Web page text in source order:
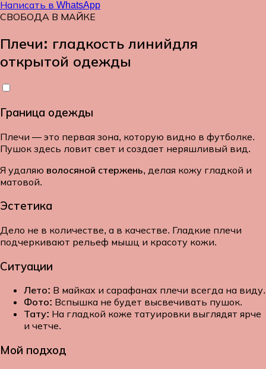
Написать в WhatsApp
СВОБОДА В МАЙКЕ
Плечи: гладкость линийдля
открытой одежды
Граница одежды
Плечи — это первая зона, которую видно в футболке.
Пушок здесь ловит свет и создает неряшливый вид.
Я удаляю волосяной стержень, делая кожу гладкой и
матовой.
Эстетика
Дело не в количестве, а в качестве. Гладкие плечи
подчеркивают рельеф мышц и красоту кожи.
Ситуации
Лето: В майках и сарафанах плечи всегда на виду.
Фото: Вспышка не будет высвечивать пушок.
Тату: На гладкой коже татуировки выглядят ярче
и четче.
Мой подход